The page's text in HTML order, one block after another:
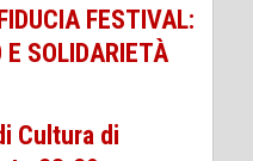
FESTIVAL:
SOLIDARIETÀ
Cultura di